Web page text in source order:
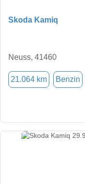
Skoda Kamiq
Neuss, 41460
21.064 km Benzin